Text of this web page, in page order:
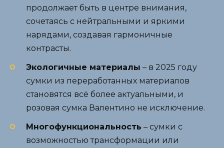
продолжает быть в центре внимания,
сочетаясь с нейтральными и яркими
нарядами, создавая гармоничные
контрасты.
Экологичные материалы – в 2025 году
сумки из переработанных материалов
становятся всё более актуальными, и
розовая сумка Валентино не исключение.
Многофункциональность – сумки с
возможностью трансформации или